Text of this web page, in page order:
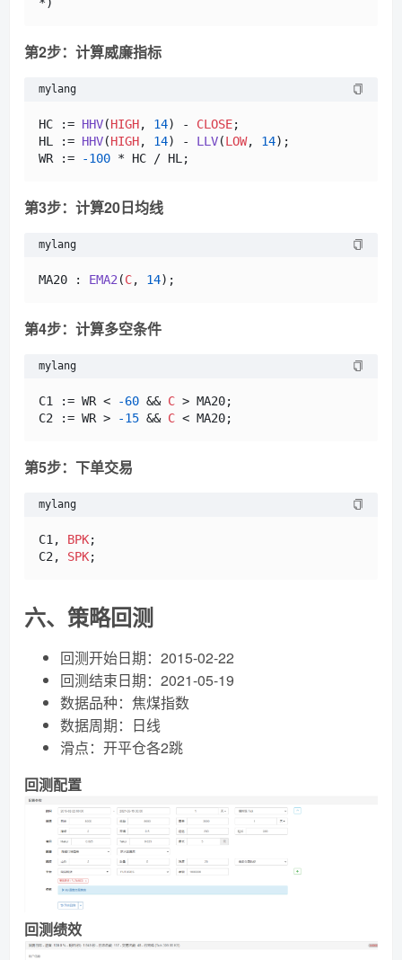
第2步：计算威廉指标
mylang
HC := HHV(HIGH, 14) - CLOSE;
HL := HHV(HIGH, 14) - LLV(LOW, 14);
WR :=
-100
第3步：计算20日均线
mylang
MA20 : EMA2 (C, 14
第4步：计算多空条件
mylang
C1 := WR < -60 && C > MA20;
C2 := WR >
-15 && C
第5步：下单交易
mylang
C1, BPK;
C2, SPK
六、策略回测
回测开始日期：2015-02-22
回测结束日期：2021-05-19
数据品种：焦煤指数
数据周期：日线
滑点：开平仓各2跳
回测配置
回测绩效